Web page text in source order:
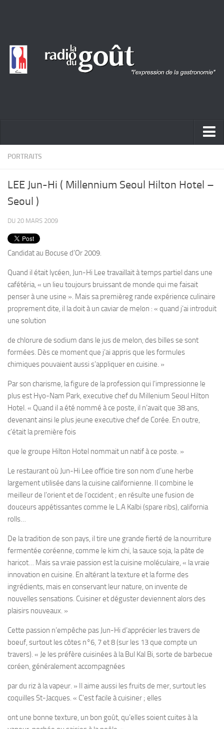
ACTUALITÉ
PORTRAITS
Plats
Desserts
PORTRAITS
LEE Jun-Hi ( Millennium Seoul Hilton Hotel –
Seoul )
DU 20 MARS 2009
Candidat au Bocuse d’Or 2009.
Quand il était lycéen, Jun-Hi Lee travaillait à temps partiel dans une
cafétéria, « un lieu toujours bruissant de monde qui me faisait
penser à une usine ». Mais sa premièreg rande expérience culinaire
proprement dite, il la doit à un caviar de melon : « quand j’ai introduit
une solution
de chlorure de sodium dans le jus de melon, des billes se sont
formées. Dès ce moment que j’ai appris que les formules
chimiques pouvaient aussi s’appliquer en cuisine. »
Par son charisme, la figure de la profession qui l’impressionne le
plus est Hyo-Nam Park, executive chef du Millenium Seoul Hilton
Hotel. « Quand il a été nommé à ce poste, il n’avait que 38 ans,
devenant ainsi le plus jeune executive chef de Corée. En outre,
c’était la première fois
que le groupe Hilton Hotel nommait un natif à ce poste. »
Le restaurant où Jun-Hi Lee officie tire son nom d’une herbe
largement utilisée dans la cuisine californienne. Il combine le
meilleur de l’orient et de l’occident ; en résulte une fusion de
douceurs appétissantes comme le L.A Kalbi (spare ribs), california
rolls…
De la tradition de son pays, il tire une grande fierté de la nourriture
fermentée coréenne, comme le kim chi, la sauce soja, la pâte de
haricot… Mais sa vraie passion est la cuisine moléculaire, « la vraie
innovation en cuisine. En altérant la texture et la forme des
ingrédients, mais en conservant leur nature, on invente de
nouvelles sensations. Cuisiner et déguster deviennent alors des
plaisirs nouveaux. »
Cette passion n’empêche pas Jun-Hi d’apprécier les travers de
boeuf, surtout les côtes n°6, 7 et 8 (sur les 13 que compte un
travers). « Je les préfère cuisinées à la Bul Kal Bi, sorte de barbecue
coréen, généralement accompagnées
par du riz à la vapeur. » Il aime aussi les fruits de mer, surtout les
coquilles St-Jacques. « C’est facile à cuisiner ; elles
ont une bonne texture, un bon goût, qu’elles soient cuites à la